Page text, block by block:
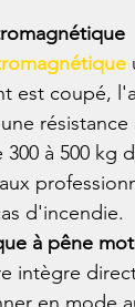
est coupé,
à 500 kg
d'incendie.
à pêne
intègre